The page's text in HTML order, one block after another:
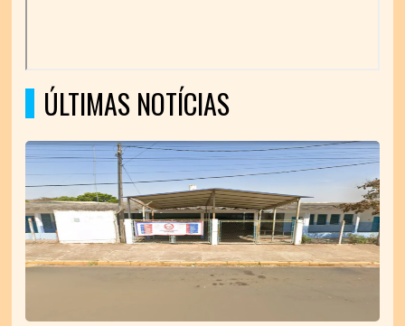
ÚLTIMAS NOTÍCIAS